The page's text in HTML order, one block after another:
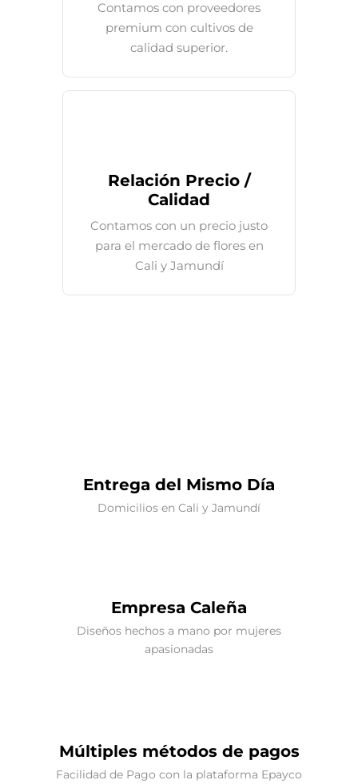
Contamos con proveedores
premium con cultivos de
calidad superior.
Relación Precio /
Calidad
Contamos con un precio justo
para el mercado de flores en
Cali y Jamundí
Entrega del Mismo Día
Domicilios en Cali y Jamundí
Empresa Caleña
Diseños hechos a mano por mujeres
apasionadas
Múltiples métodos de pagos
Facilidad de Pago con la plataforma Epayco